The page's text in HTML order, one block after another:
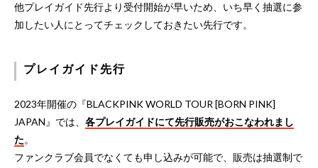
他プレイガイド先行より受付開始が早いため、いち早く抽選に参
加したい人にとってチェックしておきたい先行です。
プレイガイド先行
2023年開催の『BLACKPINK WORLD TOUR [BORN PINK]
JAPAN』では、 各プレイガイドにて先行販売がおこなわれまし
た。
ファンクラブ会員でなくても申し込みが可能で、販売は抽選制で